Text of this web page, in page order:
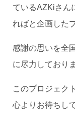
ているAZKiさん
ればと企画した
感謝の思いを全
に尽力しており
このプロジェク
心よりお待ちし